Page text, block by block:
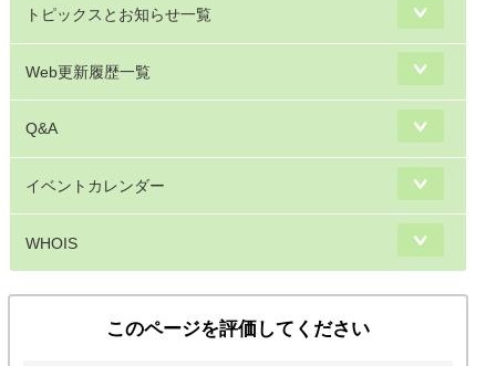
トピックスとお知らせ一覧
Web更新履歴一覧
Q&A
イベントカレンダー
WHOIS
このページを評価してください